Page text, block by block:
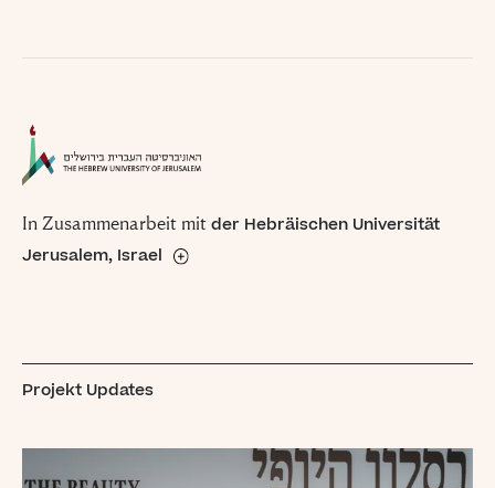
In Zusammenarbeit mitder Hebräischen Universität
Jerusalem, Israel
Projekt Updates